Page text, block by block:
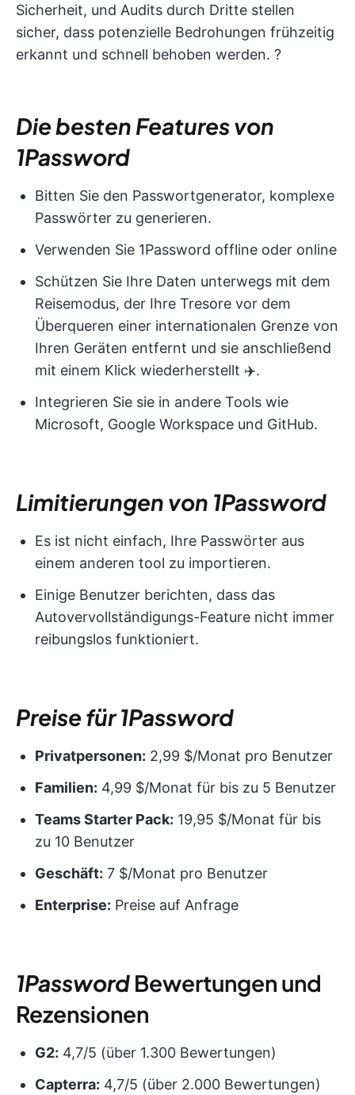
Sicherheit, und Audits durch Dritte stellen
sicher, dass potenzielle Bedrohungen frühzeitig
erkannt und schnell behoben werden. ?
Die besten Features von
1Password
Bitten Sie den Passwortgenerator, komplexe
Passwörter zu generieren.
Verwenden Sie 1Password offline oder online
Schützen Sie Ihre Daten unterwegs mit dem
Reisemodus, der Ihre Tresore vor dem
Überqueren einer internationalen Grenze von
Ihren Geräten entfernt und sie anschließend
mit einem Klick wiederherstellt ✈️.
Integrieren Sie sie in andere Tools wie
Microsoft, Google Workspace und GitHub.
Limitierungen von 1Password
Es ist nicht einfach, Ihre Passwörter aus
einem anderen tool zu importieren.
Einige Benutzer berichten, dass das
Autovervollständigungs-Feature nicht immer
reibungslos funktioniert.
Preise für 1Password
Privatpersonen: 2,99 $/Monat pro Benutzer
Familien: 4,99 $/Monat für bis zu 5 Benutzer
Teams Starter Pack: 19,95 $/Monat für bis
zu 10 Benutzer
Geschäft: 7 $/Monat pro Benutzer
Enterprise: Preise auf Anfrage
1Password Bewertungen und
Rezensionen
G2: 4,7/5 (über 1.300 Bewertungen)
Capterra: 4,7/5 (über 2.000 Bewertungen)